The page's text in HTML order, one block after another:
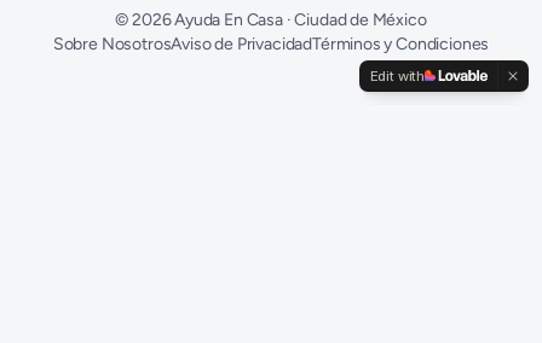
©2026Ayuda En Casa · Ciudad de México
Sobre NosotrosAviso de PrivacidadTérminos y Condiciones
Edit with